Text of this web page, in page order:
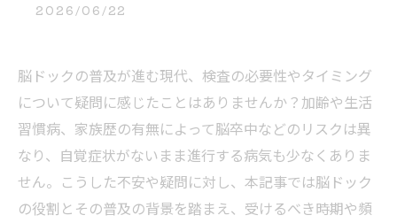
2026/06/22
脳ドックの普及が進む現代、検査の必要性やタイミング
について疑問に感じたことはありませんか？加齢や生活
習慣病、家族歴の有無によって脳卒中などのリスクは異
なり、自覚症状がないまま進行する病気も少なくありま
せん。こうした不安や疑問に対し、本記事では脳ドック
の役割とその普及の背景を踏まえ、受けるべき時期や頻